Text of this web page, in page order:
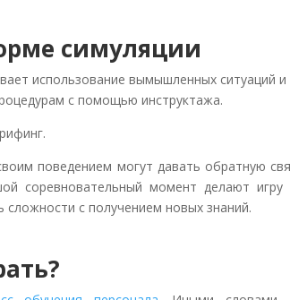
симуляции
использование вымышленных ситуаций
с помощью инструктажа.
поведением могут давать обратную
соревновательный момент делают
сложности с получением новых знаний.